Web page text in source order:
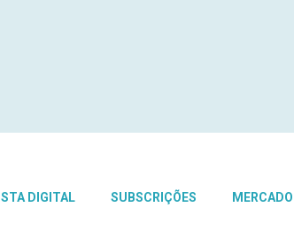
DIGITAL SUBSCRIÇÕES MERCADO